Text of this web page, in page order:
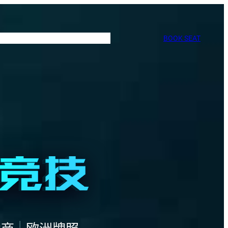
BOOK SEAT